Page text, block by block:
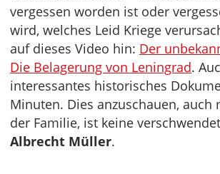
vergessen worden ist oder
wird, welches Leid Kriege
auf dieses Video hin: Der
Die Belagerung von Leningrad.
interessantes historisches
Minuten. Dies anzuschauen, auch
der Familie, ist keine
Albrecht Müller.